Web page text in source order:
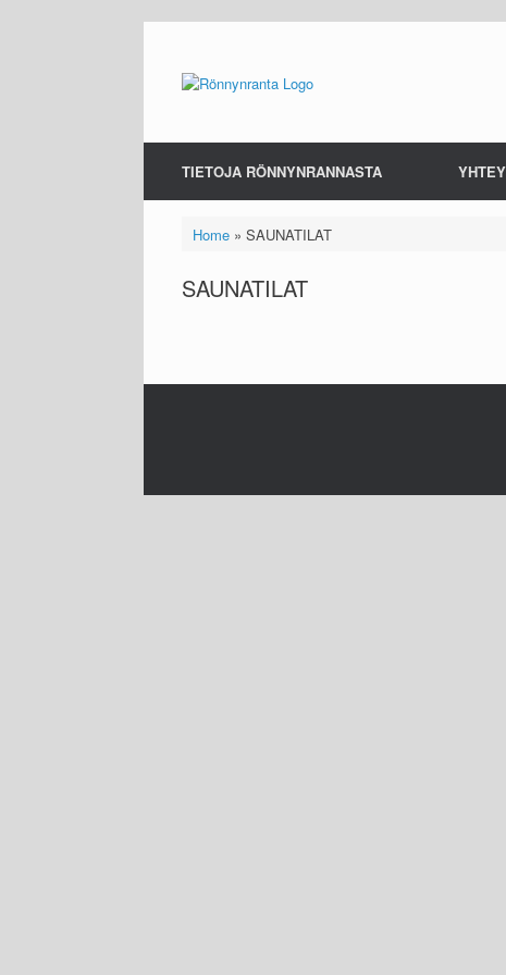
content
TIETOJA RÖNNYNRANNASTA
Home» SAUNATILAT
SAUNATILAT